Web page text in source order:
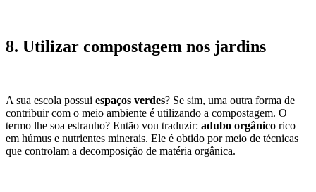
8. Utilizar compostagem nos jardins
A sua escola possui espaços verdes? Se sim, uma outra forma de
contribuir com o meio ambiente é utilizando a compostagem. O
termo lhe soa estranho? Então vou traduzir: adubo orgânico rico
em húmus e nutrientes minerais. Ele é obtido por meio de técnicas
que controlam a decomposição de matéria orgânica.